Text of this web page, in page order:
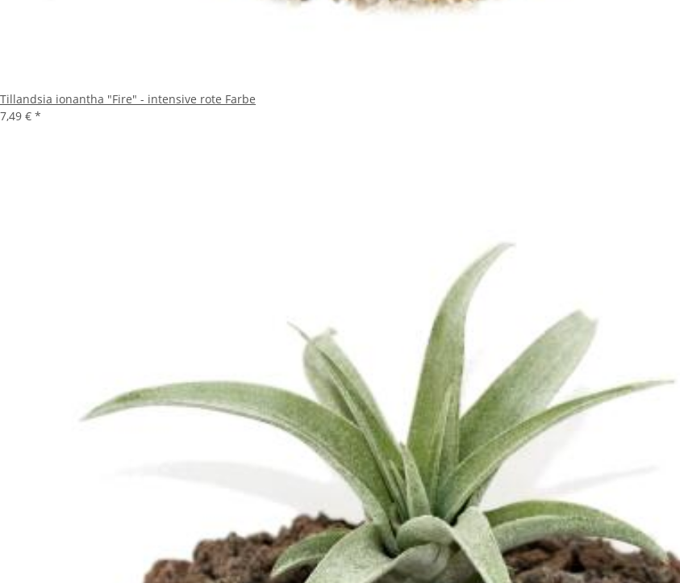
Tillandsia ionantha "Fire" - intensive rote Farbe
7,49 € *